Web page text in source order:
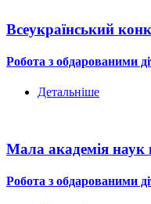
Всеукраїнський
Робота з обдарованими
Детальніше
Мала академія наук
Робота з обдарованими